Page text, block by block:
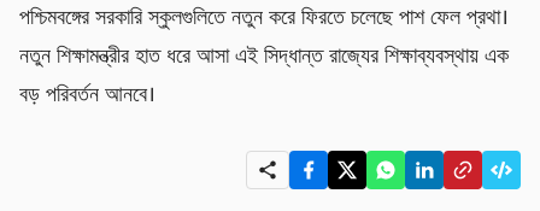
পশ্চিমবঙ্গের সরকারি স্কুলগুলিতে নতুন করে ফিরতে চলেছে পাশ ফেল প্রথা।
নতুন শিক্ষামন্ত্রীর হাত ধরে আসা এই সিদ্ধান্ত রাজ্যের শিক্ষাব্যবস্থায় এক
বড় পরিবর্তন আনবে।